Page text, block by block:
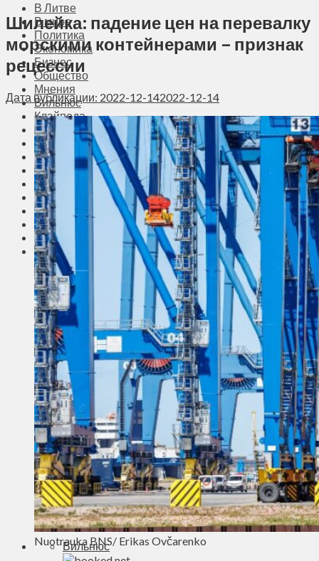
В Литве
В мире
Политика
Экономика
Бизнес
Общество
Мнения
Вильнюс
Клайпеда
Висагинас
Регионы
Соседи
Транспорт
Выбор читателей
Калейдоскоп
Армия
Сейм Литвы
Культура
Больше
Фоторепортаж
Туризм
ЛК рекомендует
Сеньорам
Образование
Здравоохранение
Экология
Происшествия
Приграничье
Деньги
Визиты
Выборы
Агроновости
Едим дома
Ищу семью
Духовное пространство
Спорт
Технологии
Энергетика
Вильнюс
Шилейка: падение цен на перевалку
морскими контейнерами – признак
рецессии
Дата публикации: 2022-12-142022-12-14
Nuotrauka BNS/ Erikas Ovčarenko